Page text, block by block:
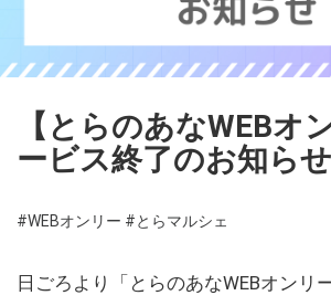
【とらのあなWEBオ
ービス終了のお知らせ
#WEBオンリー #とらマルシェ
日ごろより「とらのあなWEBオンリ